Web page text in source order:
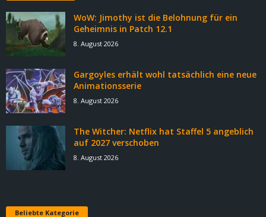
WoW: Jimothy ist die Belohnung für ein
Geheimnis in Patch 12.1
8. August 2026
Gargoyles erhält wohl tatsächlich eine neue
Animationsserie
8. August 2026
The Witcher: Netflix hat Staffel 5 angeblich
auf 2027 verschoben
8. August 2026
Beliebte Kategorie